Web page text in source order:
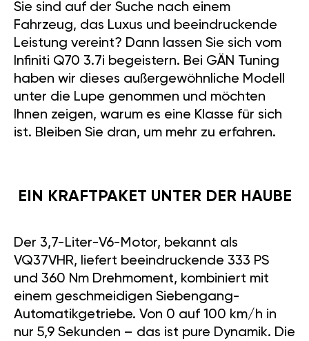
Sie sind auf der Suche nach einem
Fahrzeug, das Luxus und beeindruckende
Leistung vereint? Dann lassen Sie sich vom
Infiniti Q70 3.7i begeistern. Bei GÄN Tuning
haben wir dieses außergewöhnliche Modell
unter die Lupe genommen und möchten
Ihnen zeigen, warum es eine Klasse für sich
ist. Bleiben Sie dran, um mehr zu erfahren.
EIN KRAFTPAKET UNTER DER HAUBE
Der 3,7-Liter-V6-Motor, bekannt als
VQ37VHR, liefert beeindruckende 333 PS
und 360 Nm Drehmoment, kombiniert mit
einem geschmeidigen Siebengang-
Automatikgetriebe. Von 0 auf 100 km/h in
nur 5,9 Sekunden – das ist pure Dynamik. Die